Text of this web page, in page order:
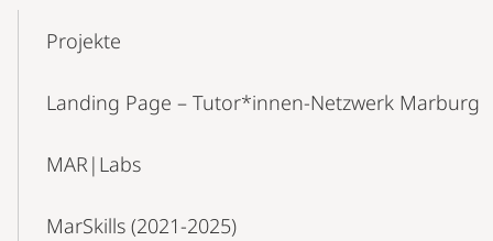
NavigationProjekte
Landing Page – Tutor*innen-Netzwerk Marburg
MAR|Labs
MarSkills (2021-2025)